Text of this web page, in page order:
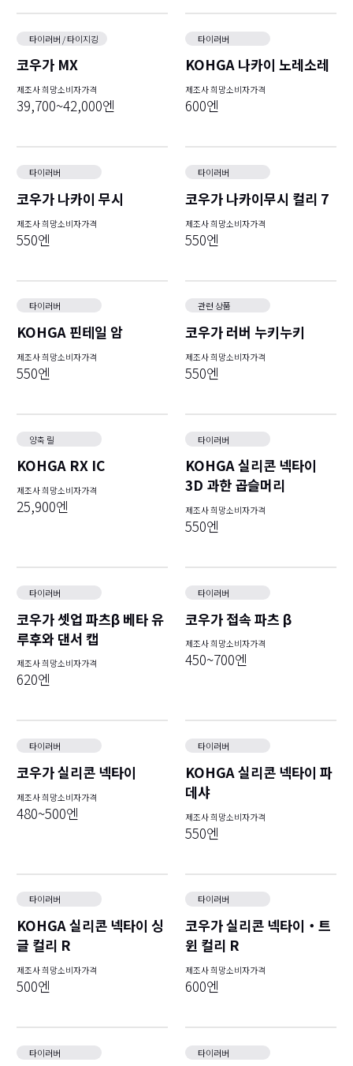
타이러버 / 타이지깅
코우가 MX
제조사 희망소비자가격
39,700~42,000엔
타이러버
KOHGA 나카이 노레소레
제조사 희망소비자가격
600엔
타이러버
코우가 나카이 무시
제조사 희망소비자가격
550엔
타이러버
코우가 나카이무시 컬리 7
제조사 희망소비자가격
550엔
타이러버
KOHGA 핀테일 암
제조사 희망소비자가격
550엔
관련 상품
코우가 러버 누키누키
제조사 희망소비자가격
550엔
양축 릴
KOHGA RX IC
제조사 희망소비자가격
25,900엔
타이러버
KOHGA 실리콘 넥타이
3D 과한 곱슬머리
제조사 희망소비자가격
550엔
타이러버
코우가 셋업 파츠β 베타 유
루후와 댄서 캡
제조사 희망소비자가격
620엔
타이러버
코우가 접속 파츠 β
제조사 희망소비자가격
450~700엔
타이러버
코우가 실리콘 넥타이
제조사 희망소비자가격
480~500엔
타이러버
KOHGA 실리콘 넥타이 파
데샤
제조사 희망소비자가격
550엔
타이러버
KOHGA 실리콘 넥타이 싱
글 컬리 R
제조사 희망소비자가격
500엔
타이러버
코우가 실리콘 넥타이・트
윈 컬리 R
제조사 희망소비자가격
600엔
타이러버 타이러버